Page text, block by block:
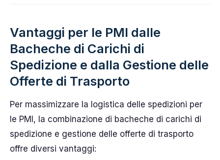
Vantaggi per le PMI dalle
Bacheche di Carichi di
Spedizione e dalla Gestione delle
Offerte di Trasporto
Per massimizzare la logistica delle spedizioni per
le PMI, la combinazione di bacheche di carichi di
spedizione e gestione delle offerte di trasporto
offre diversi vantaggi: